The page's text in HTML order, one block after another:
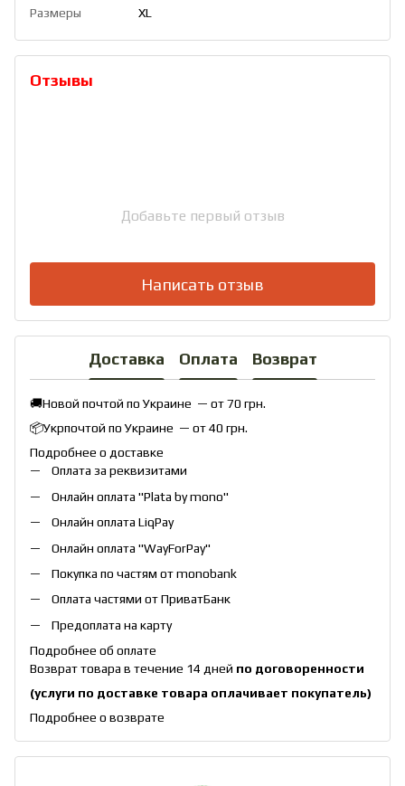
Размеры
XL
Отзывы
Добавьте первый отзыв
Написать отзыв
Доставка Оплата Возврат
🚚Новой почтой по Украине — от 70 грн.
📦Укрпочтой по Украине — от 40 грн.
Подробнее о доставке
Оплата за реквизитами
Онлайн оплата "Plata by mono"
Онлайн оплата LiqPay
Онлайн оплата "WayForPay"
Покупка по частям от monobank
Оплата частями от ПриватБанк
Предоплата на карту
Подробнее об оплате
Возврат товара в течение 14 дней по договоренности
(услуги по доставке товара оплачивает покупатель)
Подробнее о возврате